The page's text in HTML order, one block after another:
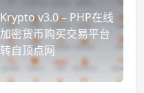
Krypto v3.0 – PHP在线
加密货币购买交易平台
转自顶点网